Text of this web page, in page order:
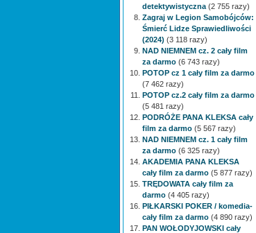
detektywistyczna (2 755 razy)
Zagraj w Legion Samobójców:
Śmierć Lidze Sprawiedliwości
(2024) (3 118 razy)
NAD NIEMNEM cz. 2 cały film
za darmo (6 743 razy)
POTOP cz 1 cały film za darmo
(7 462 razy)
POTOP cz.2 cały film za darmo
(5 481 razy)
PODRÓŻE PANA KLEKSA cały
film za darmo (5 567 razy)
NAD NIEMNEM cz. 1 cały film
za darmo (6 325 razy)
AKADEMIA PANA KLEKSA
cały film za darmo (5 877 razy)
TRĘDOWATA cały film za
darmo (4 405 razy)
PIŁKARSKI POKER / komedia-
cały film za darmo (4 890 razy)
PAN WOŁODYJOWSKI cały